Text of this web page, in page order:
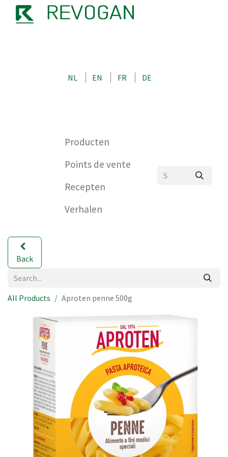
NL EN FR DE
Producten
Points de vente
Recepten
Verhalen
Back
All Products Aproten penne 500g